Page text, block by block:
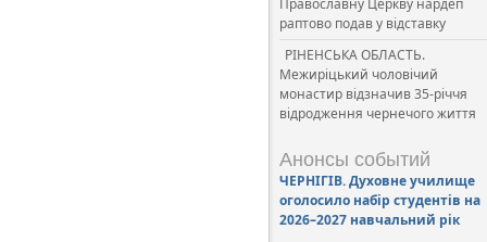
Православну Церкву нардеп
раптово подав у відставку
РІНЕНСЬКА ОБЛАСТЬ.
Межиріцький чоловічий
монастир відзначив 35-річчя
відродження чернечого життя
Анонсы событий
ЧЕРНІГІВ. Духовне училище
оголосило набір студентів на
2026–2027 навчальний рік